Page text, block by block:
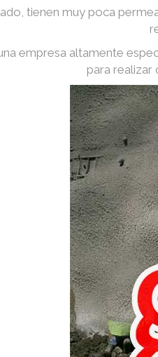
tienen muy poca
empresa altamente
para realizar